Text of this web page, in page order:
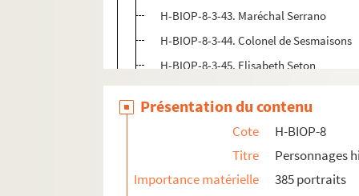
H-BIOP-8-3-43. Maréchal Serrano
H-BIOP-8-3-44. Colonel de Sesmaisons
H-BIOP-8-3-45. Elisabeth Seton
H-BIOP-8-3-46. Colonel Sever
H-BIOP-8-3-47. Colonel Sever
H-BIOP-8-3-48. Colonel Sever
H-BIOP-8-3-49. Charles Seydoux,
H-BIOP-8-3-50. Lord George Seymour
Présentation du contenu
Cote
H-BIOP-8
Titre
Personnages
Importance matérielle
385 portraits